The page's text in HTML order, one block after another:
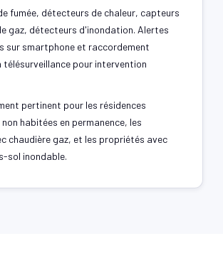
fumée, détecteurs de chaleur, capteurs
gaz, détecteurs d'inondation. Alertes
sur smartphone et raccordement
télésurveillance pour intervention
pertinent pour les résidences
habitées en permanence, les
chaudière gaz, et les propriétés avec
sol inondable.